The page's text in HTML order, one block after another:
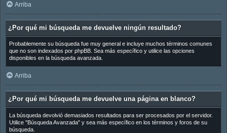
Arriba
¿Por qué mi búsqueda me devuelve ningún resultado?
Probablemente su búsqueda fue muy general e incluye muchos términos comunes
que no son indexados por phpBB. Sea más específico y utilice las opciones
disponibles en la búsqueda avanzada.
Arriba
¿Por qué mi búsqueda me devuelve una página en blanco?
La búsqueda devolvió demasiados resultados para ser procesados por el servidor.
Utilice "Búsqueda Avanzada" y sea más específico en los términos y foros de su
búsqueda.